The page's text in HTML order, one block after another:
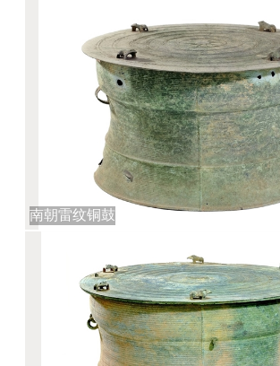
南朝雷纹铜鼓